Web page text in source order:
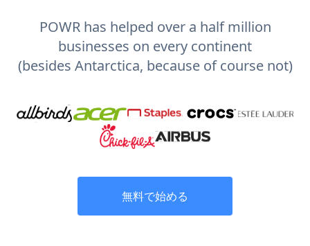
POWR has helped over a half million
businesses on every continent
(besides Antarctica, because of course not)
無料で始める